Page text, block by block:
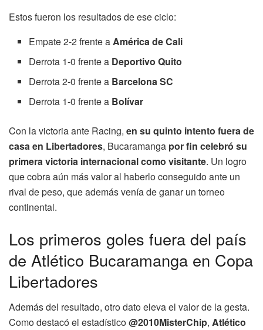
Estos fueron los resultados de ese ciclo:
Empate 2-2 frente aAmérica de Cali
Derrota 1-0 frente a Deportivo Quito
Derrota 2-0 frente a Barcelona SC
Derrota 1-0 frente a Bolívar
Con la victoria ante Racing, en su quinto intento fuera de
casa en Libertadores, Bucaramanga por fin celebró su
primera victoria internacional como visitante. Un logro
que cobra aún más valor al haberlo conseguido ante un
rival de peso, que además venía de ganar un torneo
continental.
Los primeros goles fuera del país
de Atlético Bucaramanga en Copa
Libertadores
Además del resultado, otro dato eleva el valor de la gesta.
Como destacó el estadístico@2010MisterChip, Atlético